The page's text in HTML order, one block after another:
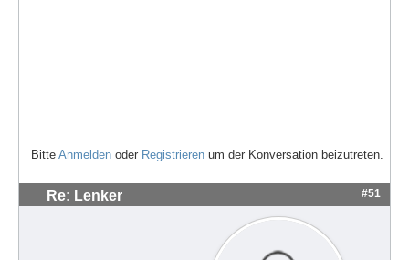
Bitte Anmelden oder Registrieren um der Konversation beizutreten.
Re: Lenker #51